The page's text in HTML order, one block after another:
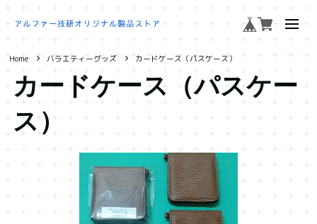
Home バラエティーグッズ カードケース（パスケース）
カードケース（パスケー
ス）